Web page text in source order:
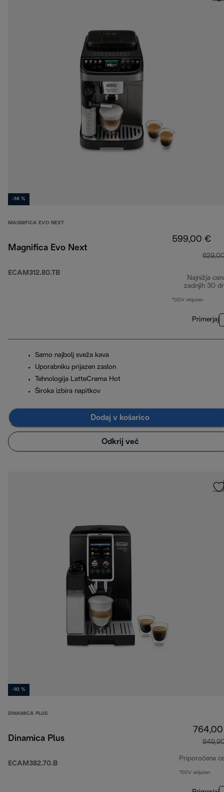
-14 %
MAGNIFICA EVO NEXT
Magnifica Evo Next
ECAM312.80.TB
599,00 €
Najnižja
zadnjih 30
*DDV vključen
Primerjaj
Samo najbolj sveža kava
Uporabniku prijazen zaslon
Tehnologija LatteCrema Hot
Široka izbira napitkov
Dodaj v košarico
Odkrij več
-10 %
DINAMICA PLUS
Dinamica Plus
ECAM382.70.B
Priporočena
*DDV vključen